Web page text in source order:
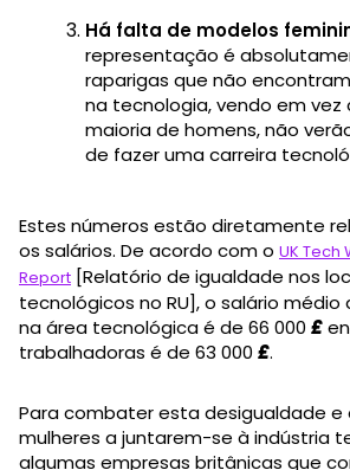
Há falta de modelos
representação é
raparigas que não
na tecnologia, vendo em vez
maioria de homens, não
de fazer uma carreira
Estes números estão diretamente
os salários. De acordo com o UK Tech
Report [Relatório de igualdade nos
tecnológicos no RU], o salário
na área tecnológica é de 66 000 £
trabalhadoras é de 63 000 £.
Para combater esta desigualdade e
mulheres a juntarem-se à indústria
algumas empresas britânicas que